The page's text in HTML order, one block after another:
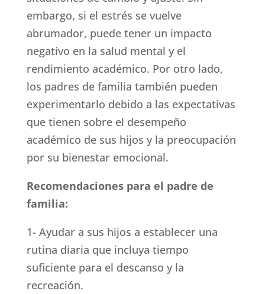
embargo, si el estrés se vuelve
abrumador, puede tener un impacto
negativo en la salud mental y el
rendimiento académico. Por otro lado,
los padres de familia también pueden
experimentarlo debido a las expectativas
que tienen sobre el desempeño
académico de sus hijos y la preocupación
por su bienestar emocional.
Recomendaciones para el padre de
familia:
1- Ayudar a sus hijos a establecer una
rutina diaria que incluya tiempo
suficiente para el descanso y la
recreación.